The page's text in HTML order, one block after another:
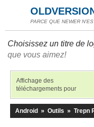
PARCE QUE NEWER
Choisissez un titre de
que vous aimez!
Affichage des
téléchargements pour
Android » Outils » Trepn